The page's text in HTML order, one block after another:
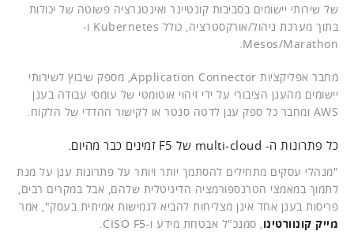
של שירותי יישומים בסביבות קונטיינר ואינטגרציה פשוטה של יכולות
בתוך מערכת ניהול/אורקסטרציה, כולל Kubernetes ו-
Mesos/Marathon.
מחבר אפליקציות Application Connector, מספק שיבוץ לשירותי
יישומים מהענן הציבורי על ידי זיהוי אוטומטי של עומסי עבודה בענן
AWS ומחבר כל ספק ענן לדטה סנטר או לקישור ההדדי של הלקוח.
כל פתרונות ה- multi-cloud של F5 זמינים כבר מהיום.
"מנהלי עסקים מתחילים להסתמך יותר ויותר על פתרונות ענן על מנת
לתמוך במאמצי הטרנספורמציה הדיגיטלית שלהם, אבל במקרים רבים,
פריסות בענן אחד אינן מצליחות להביא לגמישות אמיתית בעסק", אמר
מייק קונוורטינו , סמנכ"ל אבטחת מידע ו-CISO F5.